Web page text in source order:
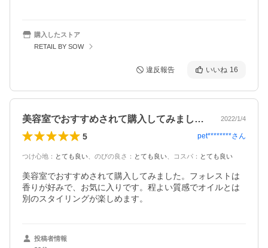
購入したストア
RETAIL BY SOW
違反報告 いいね 16
美容室でおすすめされて購入してみました… 2022/1/4
5 pet********さん
つけ心地 ： とても良い のびの良さ ： とても良い コスパ ： とても良い
美容室でおすすめされて購入してみました。フォレストは
香りが好みで、お気に入りです。程よい質感でオイルとは
別のスタイリングが楽しめます。
投稿者情報